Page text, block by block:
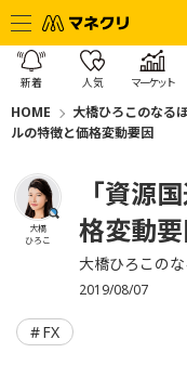
新着 人気 マーケット
HOME 大橋ひろこのなる
ルの特徴と価格変動要因
大橋
ひろこ
「資源
格変動
大橋ひろこの
2019/08/07
FX